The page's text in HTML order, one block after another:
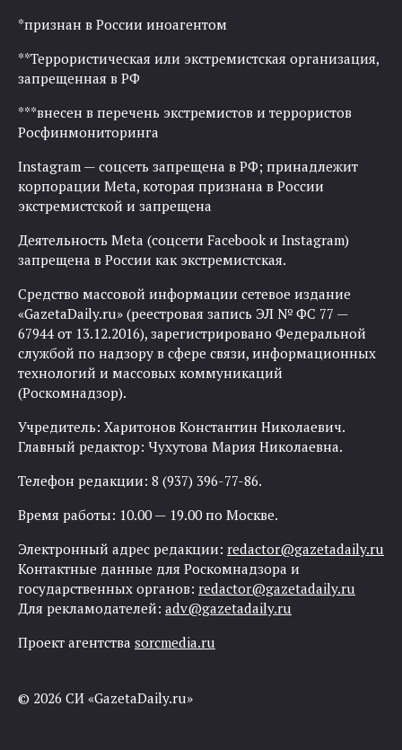
*признан в России иноагентом
**Террористическая или экстремистская организация,
запрещенная в РФ
***внесен в перечень экстремистов и террористов
Росфинмониторинга
Instagram — соцсеть запрещена в РФ; принадлежит
корпорации Meta, которая признана в России
экстремистской и запрещена
Деятельность Meta (соцсети Facebook и Instagram)
запрещена в России как экстремистская.
Средство массовой информации сетевое издание
«GazetaDaily.ru» (реестровая запись ЭЛ № ФС 77 —
67944 от 13.12.2016), зарегистрировано Федеральной
службой по надзору в сфере связи, информационных
технологий и массовых коммуникаций
(Роскомнадзор).
Учредитель: Харитонов Константин Николаевич.
Главный редактор: Чухутова Мария Николаевна.
Телефон редакции: 8 (937) 396-77-86.
Время работы: 10.00 — 19.00 по Москве.
Электронный адрес редакции: redactor@gazetadaily.ru
Контактные данные для Роскомнадзора и
государственных органов: redactor@gazetadaily.ru
Для рекламодателей: adv@gazetadaily.ru
Проект агентства sorcmedia.ru
© 2026 СИ «GazetaDaily.ru»